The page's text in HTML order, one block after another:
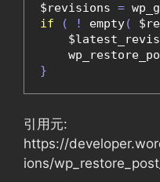
$revisions =
if
( ! empty(
}
引用元:
https://
ions/